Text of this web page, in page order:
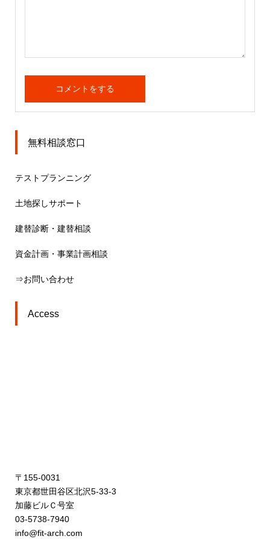
無料相談窓口
テストプランニング
土地探しサポート
建替診断・建替相談
資金計画・事業計画相談
⇒お問い合わせ
Access
〒155-0031
東京都世田谷区北沢5-33-3
加藤ビルＣ号室
03-5738-7940
info@fit-arch.com